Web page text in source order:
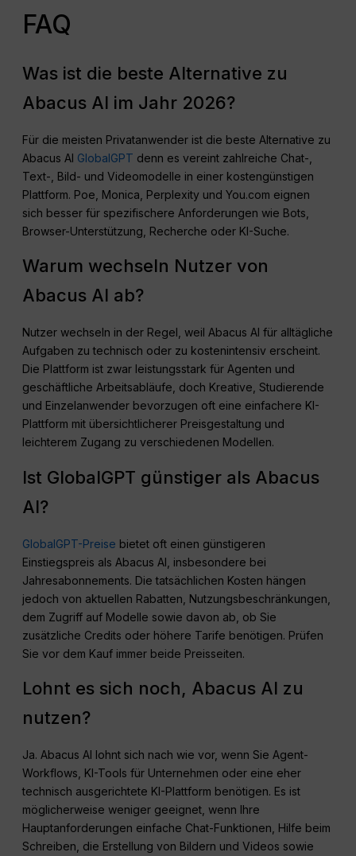
FAQ
Was ist die beste Alternative zu
Abacus AI im Jahr 2026?
Für die meisten Privatanwender ist die beste Alternative zu
Abacus AI GlobalGPT denn es vereint zahlreiche Chat-,
Text-, Bild- und Videomodelle in einer kostengünstigen
Plattform. Poe, Monica, Perplexity und You.com eignen
sich besser für spezifischere Anforderungen wie Bots,
Browser-Unterstützung, Recherche oder KI-Suche.
Warum wechseln Nutzer von
Abacus AI ab?
Nutzer wechseln in der Regel, weil Abacus AI für alltägliche
Aufgaben zu technisch oder zu kostenintensiv erscheint.
Die Plattform ist zwar leistungsstark für Agenten und
geschäftliche Arbeitsabläufe, doch Kreative, Studierende
und Einzelanwender bevorzugen oft eine einfachere KI-
Plattform mit übersichtlicherer Preisgestaltung und
leichterem Zugang zu verschiedenen Modellen.
Ist GlobalGPT günstiger als Abacus
AI?
GlobalGPT-Preise bietet oft einen günstigeren
Einstiegspreis als Abacus AI, insbesondere bei
Jahresabonnements. Die tatsächlichen Kosten hängen
jedoch von aktuellen Rabatten, Nutzungsbeschränkungen,
dem Zugriff auf Modelle sowie davon ab, ob Sie
zusätzliche Credits oder höhere Tarife benötigen. Prüfen
Sie vor dem Kauf immer beide Preisseiten.
Lohnt es sich noch, Abacus AI zu
nutzen?
Ja. Abacus AI lohnt sich nach wie vor, wenn Sie Agent-
Workflows, KI-Tools für Unternehmen oder eine eher
technisch ausgerichtete KI-Plattform benötigen. Es ist
möglicherweise weniger geeignet, wenn Ihre
Hauptanforderungen einfache Chat-Funktionen, Hilfe beim
Schreiben, die Erstellung von Bildern und Videos sowie